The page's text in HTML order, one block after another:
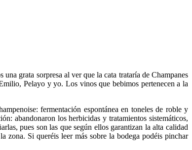
grata sorpresa al ver que la cata trataría de Champanes
Pelayo y yo. Los vinos que bebimos pertenecen a la
fermentación espontánea en toneles de roble y
abandonaron los herbicidas y tratamientos sistemáticos,
pues son las que según ellos garantizan la alta calidad
zona. Si queréis leer más sobre la bodega podéis pinchar